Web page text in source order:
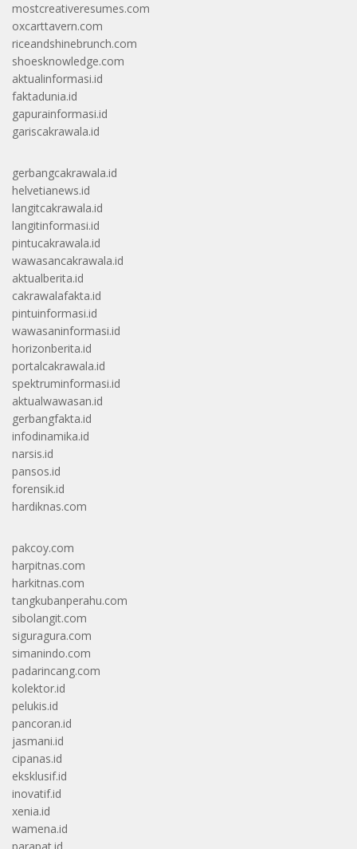
mostcreativeresumes.com
oxcarttavern.com
riceandshinebrunch.com
shoesknowledge.com
aktualinformasi.id
faktadunia.id
gapurainformasi.id
gariscakrawala.id
gerbangcakrawala.id
helvetianews.id
langitcakrawala.id
langitinformasi.id
pintucakrawala.id
wawasancakrawala.id
aktualberita.id
cakrawalafakta.id
pintuinformasi.id
wawasaninformasi.id
horizonberita.id
portalcakrawala.id
spektruminformasi.id
aktualwawasan.id
gerbangfakta.id
infodinamika.id
narsis.id
pansos.id
forensik.id
hardiknas.com
pakcoy.com
harpitnas.com
harkitnas.com
tangkubanperahu.com
sibolangit.com
siguragura.com
simanindo.com
padarincang.com
kolektor.id
pelukis.id
pancoran.id
jasmani.id
cipanas.id
eksklusif.id
inovatif.id
xenia.id
wamena.id